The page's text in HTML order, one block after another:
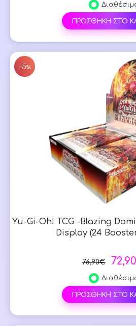
ΠΡΟΣΘΗΚΗ ΣΤΟ
-5%
Yu-Gi-Oh! TCG -Blazing
Display (24
76,90€
ΠΡΟΣΘΗΚΗ ΣΤΟ